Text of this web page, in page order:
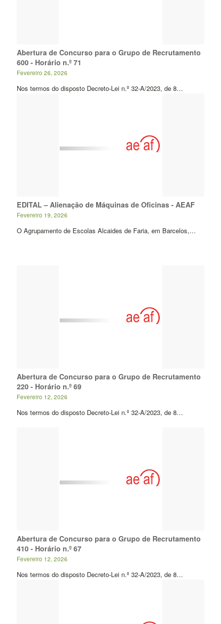
Abertura de Concurso para o Grupo de Recrutamento
600 - Horário n.º 71
Fevereiro 26, 2026
Nos termos do disposto Decreto-Lei n.º 32-A/2023, de 8…
EDITAL – Alienação de Máquinas de Oficinas - AEAF
Fevereiro 19, 2026
O Agrupamento de Escolas Alcaides de Faria, em Barcelos,…
Abertura de Concurso para o Grupo de Recrutamento
220 - Horário n.º 69
Fevereiro 12, 2026
Nos termos do disposto Decreto-Lei n.º 32-A/2023, de 8…
Abertura de Concurso para o Grupo de Recrutamento
410 - Horário n.º 67
Fevereiro 12, 2026
Nos termos do disposto Decreto-Lei n.º 32-A/2023, de 8…